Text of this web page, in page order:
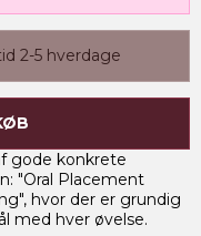
2-5 hverdage
gode konkrete
"Oral Placement
hvor der er grundig
med hver øvelse.